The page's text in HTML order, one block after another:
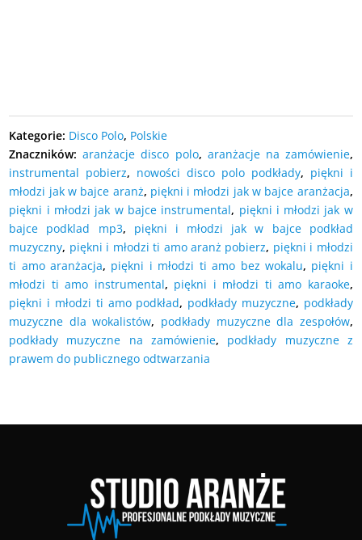
Kategorie: Disco Polo, Polskie
Znaczników:aranżacje disco polo, aranżacje na zamówienie,
instrumental pobierz, nowości disco polo podkłady, piękni i
młodzi jak w bajce aranż, piękni i młodzi jak w bajce aranżacja,
piękni i młodzi jak w bajce instrumental, piękni i młodzi jak w
bajce podklad mp3, piękni i młodzi jak w bajce podkład
muzyczny, piękni i młodzi ti amo aranż pobierz, piękni i młodzi
ti amo aranżacja, piękni i młodzi ti amo bez wokalu, piękni i
młodzi ti amo instrumental, piękni i młodzi ti amo karaoke,
piękni i młodzi ti amo podkład, podkłady muzyczne, podkłady
muzyczne dla wokalistów, podkłady muzyczne dla zespołów,
podkłady muzyczne na zamówienie, podkłady muzyczne z
prawem do publicznego odtwarzania